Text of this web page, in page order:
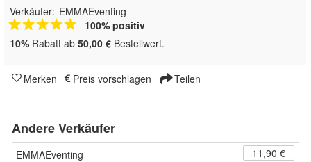
Verkäufer: EMMAEventing
100% positiv
10% Rabatt ab 50,00 € Bestellwert.
Merken Preis vorschlagen Teilen
Andere Verkäufer
EMMAEventing
11,90 €